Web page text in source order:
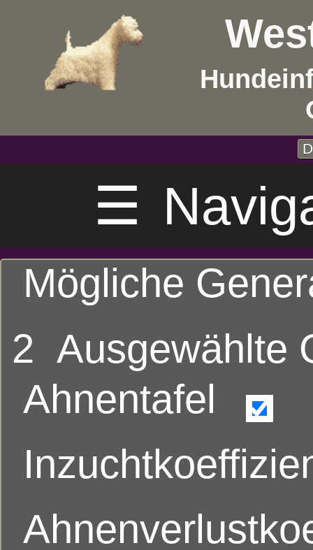
☰
Mögliche
2
Ahnentafel